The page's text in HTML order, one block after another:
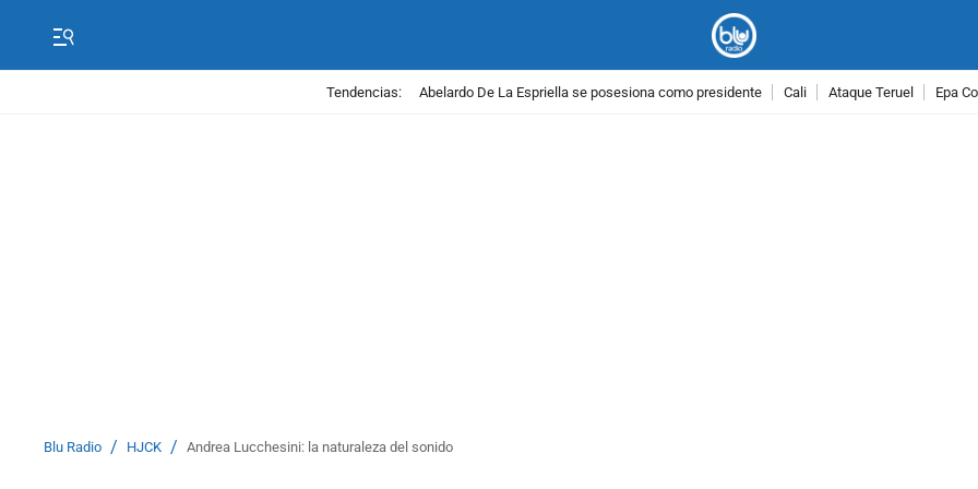
Tendencias: Abelardo De La Espriella se posesiona como presidente Cali Ataque Teruel Epa
Blu Radio / HJCK / Andrea Lucchesini: la naturaleza del sonido